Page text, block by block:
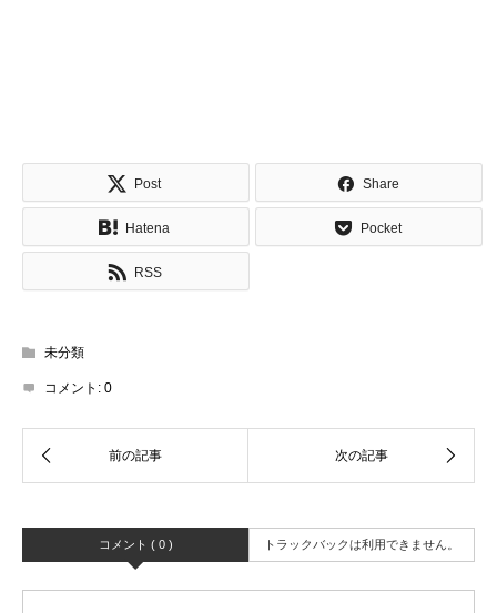
Post Share
Hatena Pocket
RSS
未分類
コメント: 0
コメント ( 0 ) トラックバックは利用できません。